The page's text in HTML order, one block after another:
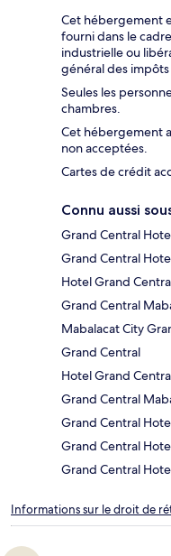
Cet hébergement
fourni dans le
industrielle ou
général des impôts
Seules les
chambres.
Cet hébergement
non acceptées.
Cartes de crédit
Connu aussi
Grand Central
Grand Central
Hotel Grand
Grand Central
Mabalacat City
Grand Central
Hotel Grand
Grand Central
Grand Central
Grand Central
Grand Central
Informations sur le droit de